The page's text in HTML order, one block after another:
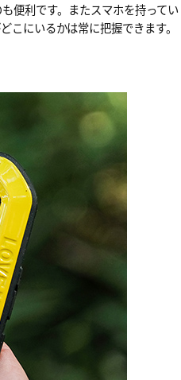
便利です。またスマホを持ってい
にいるかは常に把握できます。